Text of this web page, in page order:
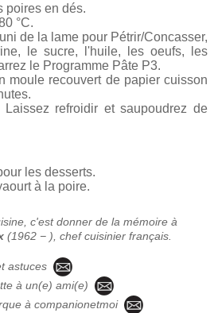
poires en dés.
°C.
de la lame pour Pétrir/Concasser,
le sucre, l'huile, les oeufs, les
le Programme Pâte P3.
moule recouvert de papier cuisson
refroidir et saupoudrez de
les desserts.
à la poire.
c'est donner de la mémoire à
(1962 − ), chef cuisinier français.
astuces
à un(e) ami(e)
à companionetmoi